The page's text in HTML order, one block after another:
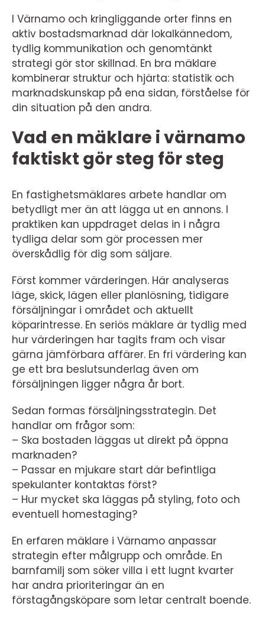
I Värnamo och kringliggande orter finns en
aktiv bostadsmarknad där lokalkännedom,
tydlig kommunikation och genomtänkt
strategi gör stor skillnad. En bra mäklare
kombinerar struktur och hjärta: statistik och
marknadskunskap på ena sidan, förståelse för
din situation på den andra.
Vad en mäklare i värnamo
faktiskt gör steg för steg
En fastighetsmäklares arbete handlar om
betydligt mer än att lägga ut en annons. I
praktiken kan uppdraget delas in i några
tydliga delar som gör processen mer
överskådlig för dig som säljare.
Först kommer värderingen. Här analyseras
läge, skick, lägen eller planlösning, tidigare
försäljningar i området och aktuellt
köparintresse. En seriös mäklare är tydlig med
hur värderingen har tagits fram och visar
gärna jämförbara affärer. En fri värdering kan
ge ett bra beslutsunderlag även om
försäljningen ligger några år bort.
Sedan formas försäljningsstrategin. Det
handlar om frågor som:
– Ska bostaden läggas ut direkt på öppna
marknaden?
– Passar en mjukare start där befintliga
spekulanter kontaktas först?
– Hur mycket ska läggas på styling, foto och
eventuell homestaging?
En erfaren mäklare i Värnamo anpassar
strategin efter målgrupp och område. En
barnfamilj som söker villa i ett lugnt kvarter
har andra prioriteringar än en
förstagångsköpare som letar centralt boende.